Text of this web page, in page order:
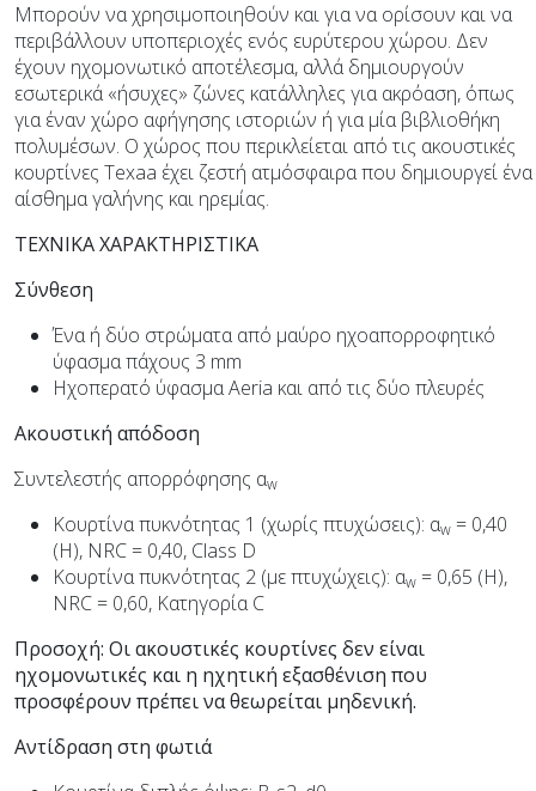
Μπορούν να χρησιμοποιηθούν και για να ορίσουν και να
περιβάλλουν υποπεριοχές ενός ευρύτερου χώρου. Δεν
έχουν ηχομονωτικό αποτέλεσμα, αλλά δημιουργούν
εσωτερικά «ήσυχες» ζώνες κατάλληλες για ακρόαση, όπως
για έναν χώρο αφήγησης ιστοριών ή για μία βιβλιοθήκη
πολυμέσων. Ο χώρος που περικλείεται από τις ακουστικές
κουρτίνες Texaa έχει ζεστή ατμόσφαιρα που δημιουργεί ένα
αίσθημα γαλήνης και ηρεμίας.
ΤΕΧΝΙΚΑ ΧΑΡΑΚΤΗΡΙΣΤΙΚΑ
Σύνθεση
Ένα ή δύο στρώματα από μαύρο ηχοαπορροφητικό
ύφασμα πάχους 3 mm
Ηχοπερατό ύφασμα Aeria και από τις δύο πλευρές
Ακουστική απόδοση
Συντελεστής απορρόφησης αw
Κουρτίνα πυκνότητας 1 (χωρίς πτυχώσεις): αw = 0,40
(Η), NRC = 0,40, Class D
Κουρτίνα πυκνότητας 2 (με πτυχώχεις): αw = 0,65 (Η),
NRC = 0,60, Κατηγορία C
Προσοχή: Οι ακουστικές κουρτίνες δεν είναι
ηχομονωτικές και η ηχητική εξασθένιση που
προσφέρουν πρέπει να θεωρείται μηδενική.
Αντίδραση στη φωτιά